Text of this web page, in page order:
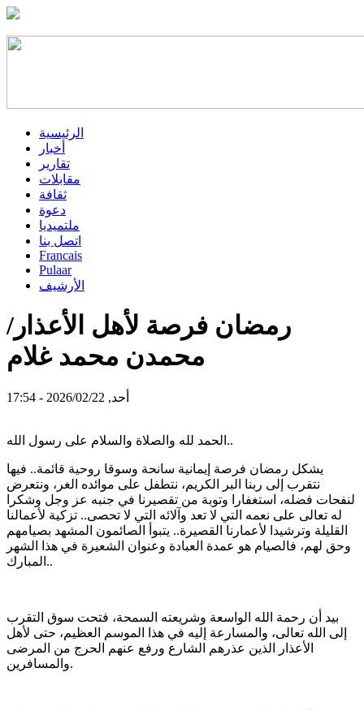
الرئيسية
أخبار
تقارير
مقابلات
ثقافة
دعوة
ملتميديا
اتصل بنا
Francais
Pulaar
الأرشيف
رمضان فرصة لأهل الأعذار/
محمدن محمد غلام
أحد, 2026/02/22 - 17:54
الحمد لله والصلاة والسلام على رسول الله..
يشكل رمضان فرصة إيمانية سانحة وسوقا روحية قائمة.. فيها
نتقرب إلى ربنا البر الكريم، نتطفل على موائده الغر، ونتعرض
لنفحات فضله، استغفارا وتوبة من تقصيرنا في جنبه عز وجل وشكرا
له تعالى على نعمه التي لا تعد وآلائه التي لا تحصى.. تزكية لأعمالنا
القليلة وترشيدا لأعمارنا القصيرة.. يتبوأ الصائمون المشهد بصيامهم
وحق لهم، فالصيام هو عمدة العبادة وعنوان الشعيرة في هذا الشهر
المبارك..
بيد أن رحمة الله الواسعة وشريعته السمحة، فتحت سوق التقرب
إلى الله تعالى، والمسارعة إليه في هذا الموسم العظيم، حتى لأهل
الأعذار الذين عذرهم الشارع ورفع عنهم الحرج من المرضى
والمسافرين.